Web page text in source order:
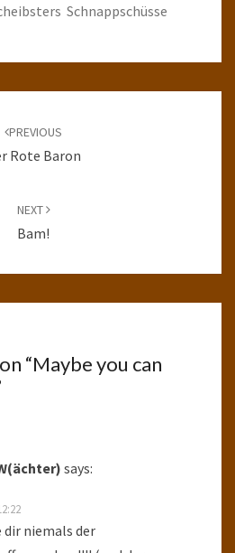
Schnappschüsse
PREVIOUS
Rote Baron
NEXT
Bam!
“Maybe you can
says:
niemals der